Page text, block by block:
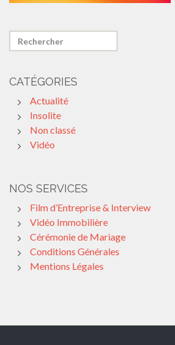
CATÉGORIES
Actualité
Insolite
Non classé
Vidéo
NOS SERVICES
Film d’Entreprise & Interview
Vidéo Immobilière
Cérémonie de Mariage
Conditions Générales
Mentions Légales